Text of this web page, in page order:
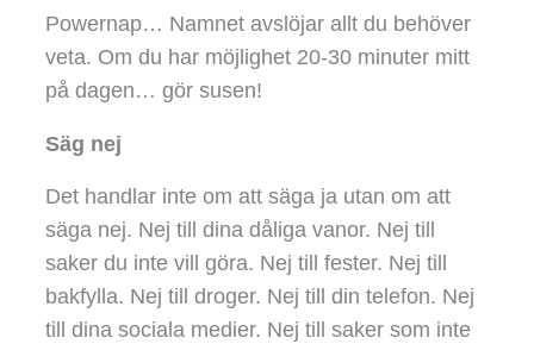
Powernap… Namnet avslöjar allt du behöver
veta. Om du har möjlighet 20-30 minuter mitt
på dagen… gör susen!
Säg nej
Det handlar inte om att säga ja utan om att
säga nej. Nej till dina dåliga vanor. Nej till
saker du inte vill göra. Nej till fester. Nej till
bakfylla. Nej till droger. Nej till din telefon. Nej
till dina sociala medier. Nej till saker som inte